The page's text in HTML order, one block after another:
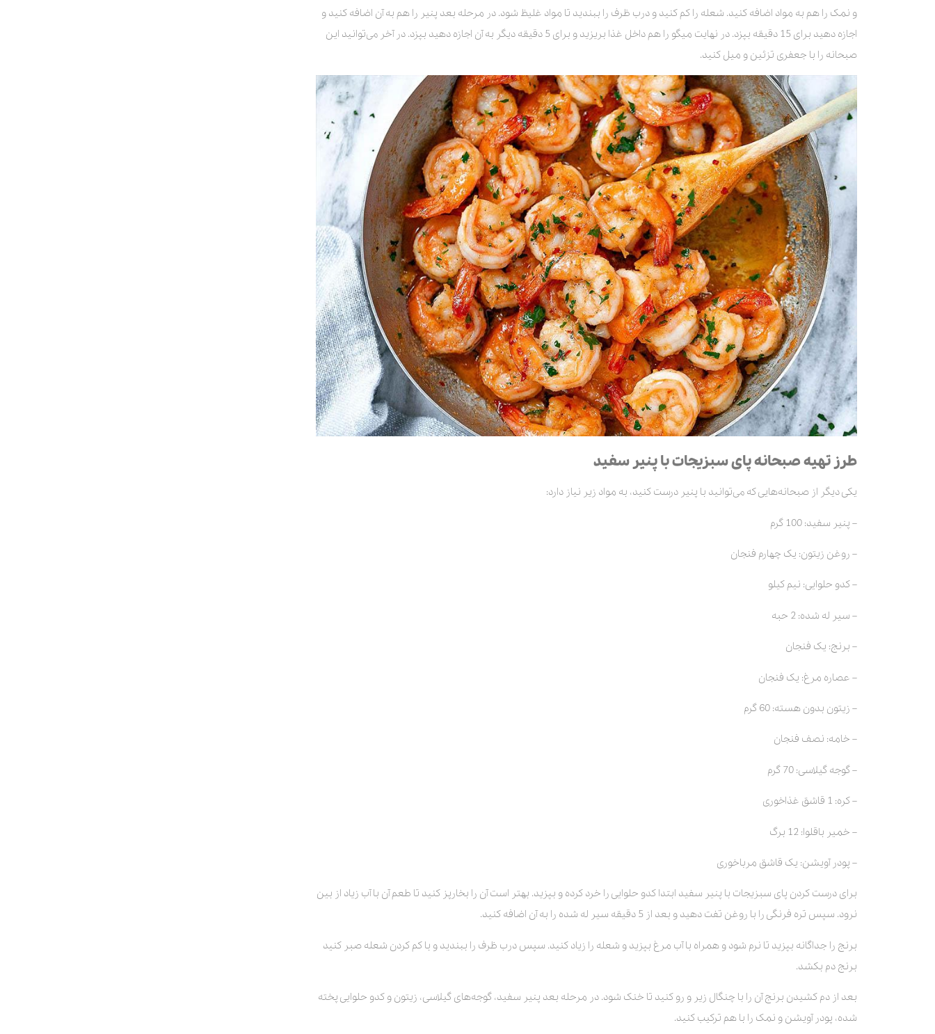
و نمک را هم به مواد اضافه کنید. شعله را کم کنید و درب ظرف را ببندید تا مواد غلیظ شود. در مرحله بعد پنیر را هم به آن اضافه کنید و
اجازه دهید برای 15 دقیقه بپزد. در نهایت میگو را هم داخل غذا بریزید و برای 5 دقیقه دیگر به آن اجازه دهید بپزد. در آخر می‌توانید این
صبحانه را با جعفری تزئین و میل کنید.
طرز تهیه صبحانه پای سبزیجات با پنیر سفید
یکی دیگر از صبحانه‌هایی که می‌توانید با پنیر درست کنید، به مواد زیر نیاز دارد:
– پنیر سفید: 100 گرم
– روغن زیتون: یک چهارم فنجان
– کدو حلوایی: نیم کیلو
– سیر له شده: 2 حبه
– برنج: یک فنجان
– عصاره مرغ: یک فنجان
– زیتون بدون هسته: 60 گرم
– خامه: نصف فنجان
– گوجه گیلاسی: 70 گرم
– کره: 1 قاشق غذاخوری
– خمیر باقلوا: 12 برگ
– پودر آویشن: یک قاشق مرباخوری
برای درست کردن پای سبزیجات با پنیر سفید ابتدا کدو حلوایی را خرد کرده و بپزید. بهتر است آن را بخارپز کنید تا طعم آن با آب زیاد از بین
نرود. سپس تره فرنگی را با روغن تفت دهید و بعد از 5 دقیقه سیر له شده را به آن اضافه کنید.
برنج را جداگانه بپزید تا نرم شود و همراه با آب مرغ بپزید و شعله را زیاد کنید. سپس درب ظرف را ببندید و با کم کردن شعله صبر کنید
برنج دم بکشد.
بعد از دم کشیدن برنج آن را با چنگال زیر و رو کنید تا خنک شود. در مرحله بعد پنیر سفید، گوجه‌های گیلاسی، زیتون و کدو حلوایی پخته
شده، پودر آویشن و نمک را با هم ترکیب کنید.